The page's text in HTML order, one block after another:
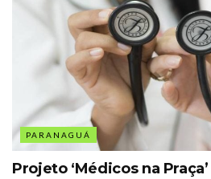
PARANAGUÁ
Projeto ‘Médicos na